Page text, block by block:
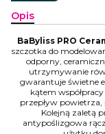
Opis
BaByliss PRO
szczotka do
odporny,
utrzymywanie
gwarantuje świetne
kątem
przepływ
Kolejną zaletą
antypoślizgowa